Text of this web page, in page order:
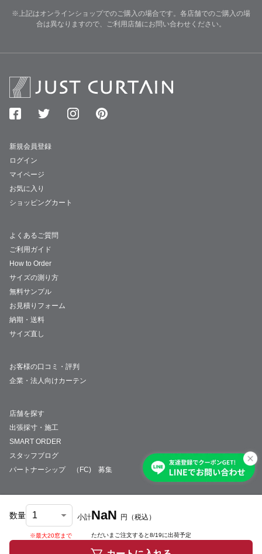
数量
※最大20窓まで
小計NaN 円 （税込）
ただいまご注文すると8/19に出荷予定
※上記はオンラインショップでのご購入の場合です。各店舗でのご購入の場
合は異なりますので、ご利用店舗にお問い合わせください。
新規会員登録
ログイン
マイページ
お気に入り
ショッピングカート
よくあるご質問
ご利用ガイド
How to Order
サイズの測り方
無料サンプル
お見積りフォーム
納期・送料
サイズ直し
お客様の口コミ・評判
企業・法人向けカーテン
店舗を探す
出張採寸・施工
SMART ORDER
スタッフブログ
パートナーシップ （FC) 募集
会社概要 採用情報特定商取引法について
© JUST CURTAIN